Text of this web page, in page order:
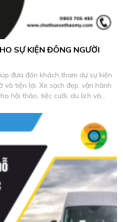
SỰ KIỆN ĐÔNG NGƯỜI
đưa đón khách tham dự sự kiện
tiện lợi. Xe sạch đẹp, vận hành
hội thảo, tiệc cưới, du lịch và